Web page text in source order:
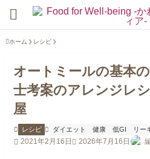
ホーム レシピ
オートミールの基本
士考案のアレンジレ
屋
レシピ ダイエット 健康 低GI リー
2021年2月16日 2026年7月16日